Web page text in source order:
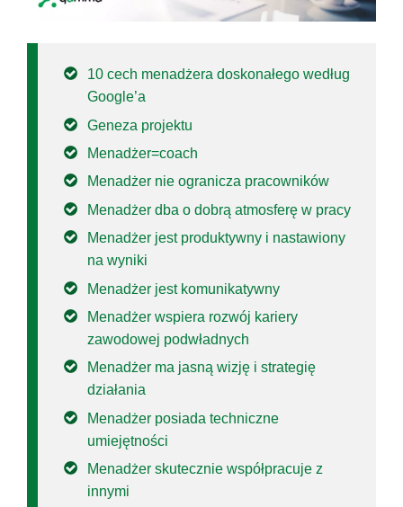
10 cech menadżera doskonałego według
Google’a
Geneza projektu
Menadżer=coach
Menadżer nie ogranicza pracowników
Menadżer dba o dobrą atmosferę w pracy
Menadżer jest produktywny i nastawiony
na wyniki
Menadżer jest komunikatywny
Menadżer wspiera rozwój kariery
zawodowej podwładnych
Menadżer ma jasną wizję i strategię
działania
Menadżer posiada techniczne
umiejętności
Menadżer skutecznie współpracuje z
innymi